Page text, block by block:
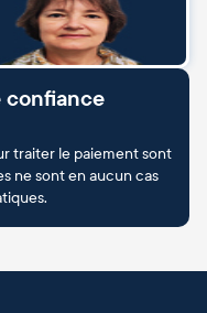
confiance
traiter le paiement sont
ne sont en aucun cas